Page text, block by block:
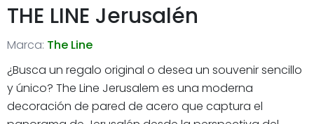
THE LINE Jerusalén
Marca: The Line
¿Busca un regalo original o desea un souvenir sencillo
y único? The Line Jerusalem es una moderna
decoración de pared de acero que captura el